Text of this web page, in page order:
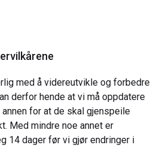
med å videreutvikle og forbedre
derfor hende at vi må oppdatere
for at de skal gjenspeile
Med mindre noe annet er
14 dager før vi gjør endringer i